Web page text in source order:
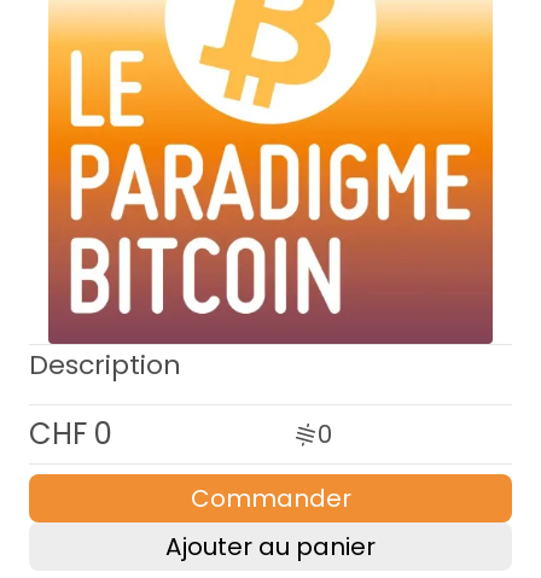
Description
CHF 0
0
Commander
Ajouter au panier